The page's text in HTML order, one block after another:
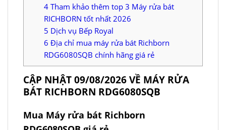
4 Tham khảo thêm top 3 Máy rửa bát
RICHBORN tốt nhất 2026
5 Dịch vụ Bếp Royal
6 Địa chỉ mua máy rửa bát Richborn
RDG6080SQB chính hãng giá rẻ
CẬP NHẬT 09/08/2026 VỀ MÁY RỬA
BÁT RICHBORN RDG6080SQB
Mua Máy rửa bát Richborn